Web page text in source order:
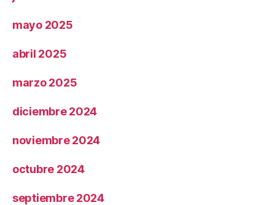
mayo 2025
abril 2025
marzo 2025
diciembre 2024
noviembre 2024
octubre 2024
septiembre 2024